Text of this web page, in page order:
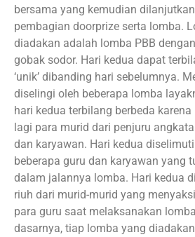
bersama yang kemudian
pembagian doorprize serta lomba.
diadakan adalah lomba PBB
gobak sodor. Hari kedua dapat
‘unik’ dibanding hari sebelumnya.
diselingi oleh beberapa lomba
hari kedua terbilang berbeda
lagi para murid dari penjuru
dan karyawan. Hari kedua
beberapa guru dan karyawan yang
dalam jalannya lomba. Hari kedua
riuh dari murid-murid yang
para guru saat melaksanakan
dasarnya, tiap lomba yang